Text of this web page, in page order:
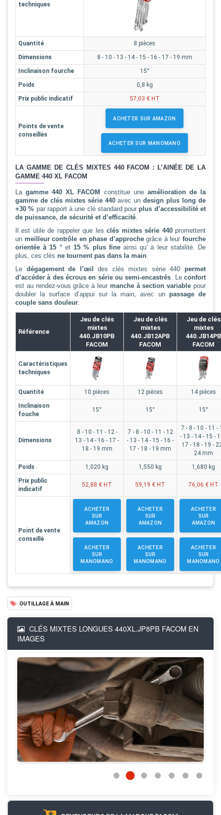
techniques
Quantité
8 pièces
Dimensions
8 - 10 - 13 - 14 - 15 - 16 - 17 - 19 mm
Inclinaison fourche
15°
Poids
0,8 kg
Prix public indicatif
57,03 € HT
Points de vente
conseillés
ACHETER SUR AMAZON
ACHETER SUR MANOMANO
LA GAMME DE CLÉS MIXTES 440 FACOM : L’AINÉE DE LA
GAMME 440 XL FACOM
Lagamme 440 XL FACOM constitue une amélioration de la
gamme de clés mixtes série 440avec undesign plus long de
+30 % par rapport à une clé standard pourplus d’accessibilité et
de puissance, de sécurité et d’efficacité.
Il est utile de rappeler que lesclés mixtes série 440promettent
un meilleur contrôle en phase d’approchegrâce à leurfourche
orientée à 15 °et15 % plus fine ainsi qu' à leur stabilité. De
plus, ces clés ne tournent pas dans la main.
Le dégagement de l’œil des clés mixtes série 440permet
d’accéder à des écrous en série ou semi-encastrés. Leconfort
est au rendez-vous grâce à leur manche à section variable pour
doubler la surface d’appui sur la main, avec un passage de
couple sans douleur.
Référence
Jeu de clés
mixtes
440.JB10PB
FACOM
Jeu de clés
mixtes
440.JB12APB
FACOM
Jeu de clés
mixtes
440.JB14PB
FACOM
Caractéristiques
techniques
Quantité 10 pièces 12 pièces
14 pièces
Inclinaison
fouche
15° 15° 15°
Dimensions
8 - 10 - 11 - 12 -
13 - 14 - 16 - 17 -
18 - 19 mm
7 - 8 - 10 - 11 - 12
- 13 - 14 - 15 - 16 -
17 - 18 - 19 mm
7 - 8 - 10 - 11 -
- 13 - 14 - 15 -
17 - 18 - 19 -
24 mm
Poids
1,020 kg 1,550 kg
1,680 kg
Prix public
indicatif
52,88 € HT 59,19 € HT 76,06 € HT
Point de vente
conseillé
ACHETER
SUR
AMAZON
ACHETER
SUR
MANOMANO
ACHETER
SUR
AMAZON
ACHETER
SUR
MANOMANO
ACHETER
SUR
AMAZON
ACHETER
SUR
MANOMANO
OUTILLAGE À MAIN
CLÉS MIXTES LONGUES 440XL.JP8PB FACOM EN
IMAGES